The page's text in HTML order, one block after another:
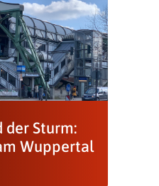
der Sturm:
Wuppertal